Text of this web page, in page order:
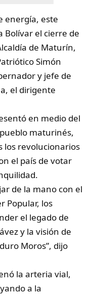
energía, este
Bolívar el cierre de
de Maturín,
Simón
y jefe de
el dirigente
en medio del
maturinés,
los revolucionarios
el país de votar
de la mano con el
Popular, los
el legado de
y la visión de
Moros”, dijo
la arteria vial,
a la